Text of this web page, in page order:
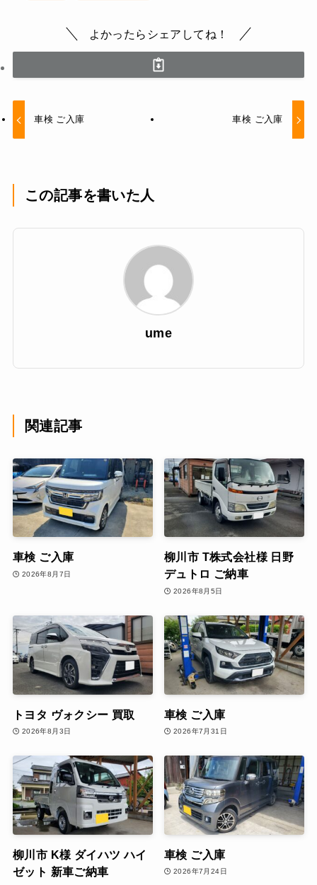
よかったらシェアしてね！
車検 ご入庫 車検 ご入庫
この記事を書いた人
ume
関連記事
車検 ご入庫
2026年8月7日
柳川市 T株式会社様 日野
デュトロ ご納車
2026年8月5日
トヨタ ヴォクシー 買取
2026年8月3日
車検 ご入庫
2026年7月31日
柳川市 K様 ダイハツ ハイ
ゼット 新車ご納車
車検 ご入庫
2026年7月24日